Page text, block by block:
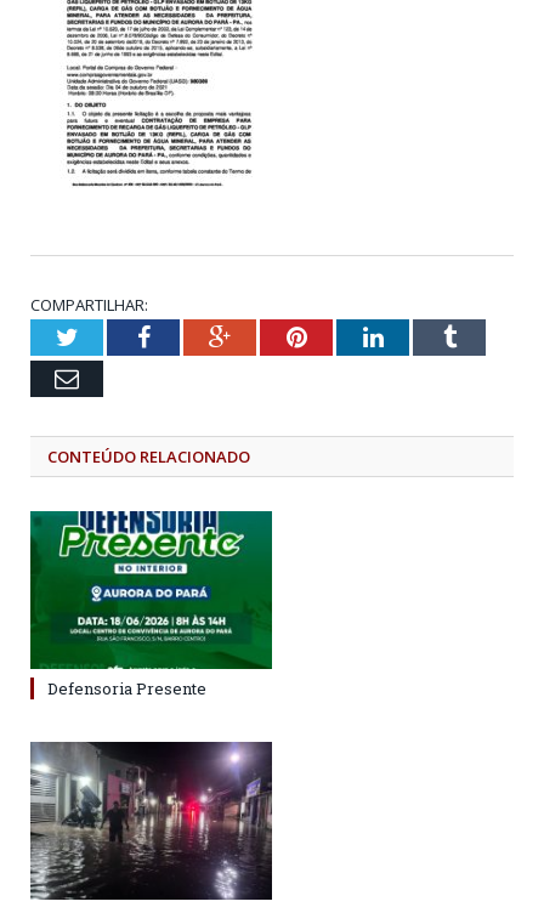
COMPARTILHAR:
TwitterFacebookGoogle+PinterestLinkedInTumblr
Email
CONTEÚDO RELACIONADO
Defensoria Presente